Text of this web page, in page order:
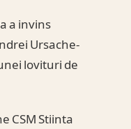
a invins
Ursache-
lovituri de
CSM Stiinta